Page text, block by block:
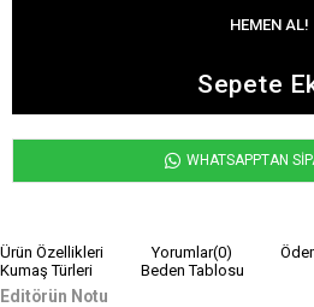
WHATSAPPTAN
Ürün Özellikleri Yorumlar(0)
Kumaş Türleri
Beden Tablosu
Editörün Notu